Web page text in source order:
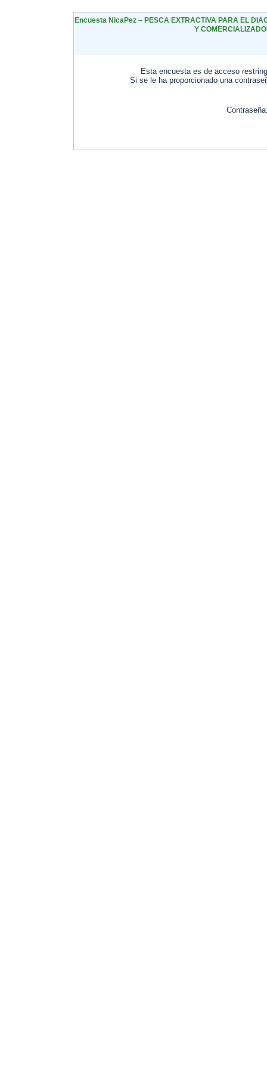
Encuesta NicaPez – PESCA EXTRACTIVA PARA EL
Y
Esta encuesta es de acceso
Si se le ha proporcionado una